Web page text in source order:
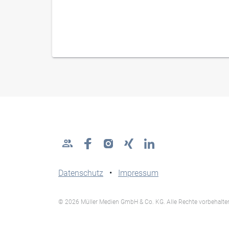
Datenschutz • Impressum
© 2026 Müller Medien GmbH & Co. KG. Alle Rechte